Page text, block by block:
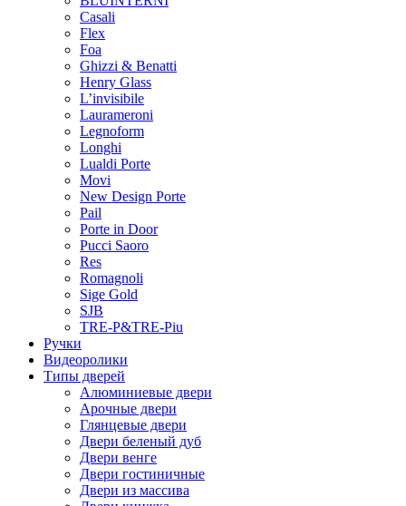
Casali
Flex
Foa
Ghizzi & Benatti
Henry Glass
L’invisibile
Laurameroni
Legnoform
Longhi
Lualdi Porte
Movi
New Design Porte
Pail
Porte in Door
Pucci Saoro
Res
Romagnoli
Sige Gold
SJB
TRE-P&TRE-Piu
Ручки
Видеоролики
Типы дверей
Алюминиевые двери
Арочные двери
Глянцевые двери
Двери беленый дуб
Двери венге
Двери гостиничные
Двери из массива